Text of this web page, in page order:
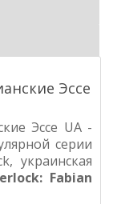
Эссе
Эссе UA -
серии
украинская
Fabian